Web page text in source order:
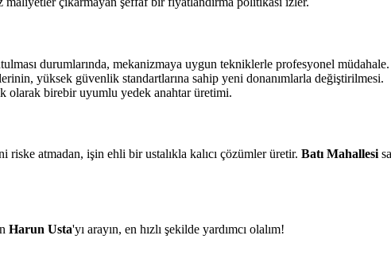
durumlarında, mekanizmaya uygun tekniklerle profesyonel müdahale.
yüksek güvenlik standartlarına sahip yeni donanımlarla değiştirilmesi.
birebir uyumlu yedek anahtar üretimi.
riske atmadan, işin ehli bir ustalıkla kalıcı çözümler üretir. Batı Mahallesi
Harun Usta'yı arayın, en hızlı şekilde yardımcı olalım!